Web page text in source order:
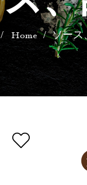
Home ソース